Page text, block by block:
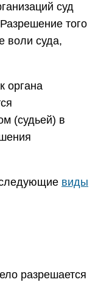
суд
того
воли суда,
органа
(судьей) в
виды
разрешается